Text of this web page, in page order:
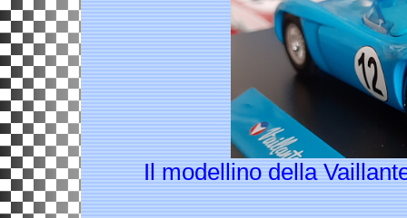
Il modellino della